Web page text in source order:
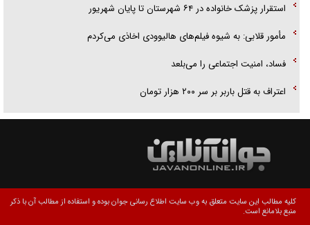
‌استقرار پزشک خانواده در ۶۴ شهرستان تا پایان شهریور
مأمور قلابی: به شیوه فیلم‌های هالیوودی اخاذی می‌کردم
فساد، امنیت اجتماعی را می‌بلعد
‌‌اعتراف به قتل باربر بر سر ۲۰۰ هزار تومان
کلیه مطالب این سایت متعلق به وب سایت اطلاع رسانی جوان بوده و استفاده از مطالب آن با ذکر
منبع بلامانع است.